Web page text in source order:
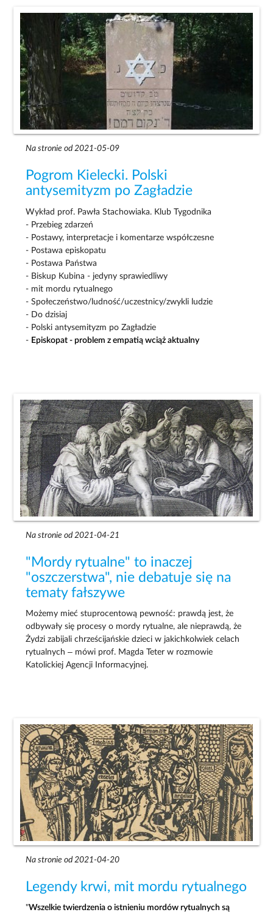
Na stronie od 2021-05-09
Pogrom Kielecki. Polski
antysemityzm po Zagładzie
Wykład prof. Pawła Stachowiaka. Klub Tygodnika
- Przebieg zdarzeń
- Postawy, interpretacje i komentarze współczesne
- Postawa episkopatu
- Postawa Państwa
- Biskup Kubina - jedyny sprawiedliwy
- mit mordu rytualnego
- Społeczeństwo/ludność/uczestnicy/zwykli ludzie
- Do dzisiaj
- Polski antysemityzm po Zagładzie
- Episkopat - problem z empatią wciąż aktualny
Na stronie od 2021-04-21
"Mordy rytualne" to inaczej
"oszczerstwa", nie debatuje się na
tematy fałszywe
Możemy mieć stuprocentową pewność: prawdą jest, że
odbywały się procesy o mordy rytualne, ale nieprawdą, że
Żydzi zabijali chrześcijańskie dzieci w jakichkolwiek celach
rytualnych – mówi prof. Magda Teter w rozmowie
Katolickiej Agencji Informacyjnej.
Na stronie od 2021-04-20
Legendy krwi, mit mordu rytualnego
"Wszelkie twierdzenia o istnieniu mordów rytualnych są